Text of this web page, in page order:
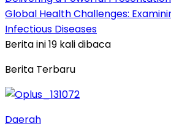
Global Health Challenges:
Infectious Diseases
Berita ini 19 kali dibaca
Berita Terbaru
Daerah